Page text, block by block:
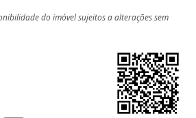
do imóvel sujeitos a alterações sem